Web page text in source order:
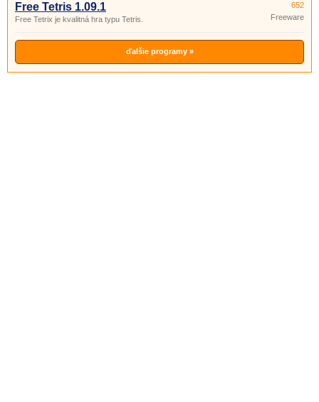
Free Tetris 1.09.1
Free Tetrix je kvalitná hra typu Tetris.
652
Freeware
ďalšie programy »